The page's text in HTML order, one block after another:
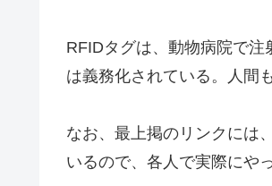
RFIDタグは、動物病院で注
は義務化されている。人間
なお、最上掲のリンクには
いるので、各人で実際にや